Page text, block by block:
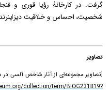
گرفت. در کارخانۀ رؤیا قوری و
شخصیت، احساس و خلاقیت
تصاویر
[تصاویر مجموعه‌ای از آثار شاخص آلسی
collection/term/BIOG231819?